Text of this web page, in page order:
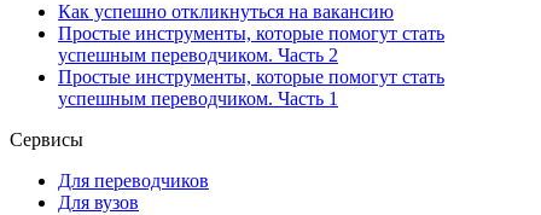
Как успешно откликнуться на вакансию
Простые инструменты, которые помогут стать
успешным переводчиком. Часть 2
Простые инструменты, которые помогут стать
успешным переводчиком. Часть 1
Сервисы
Для переводчиков
Для вузов